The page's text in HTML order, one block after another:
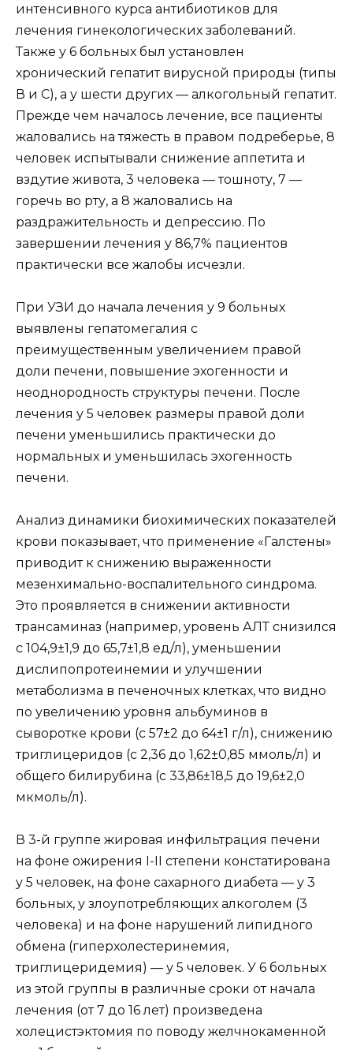
интенсивного курса антибиотиков для
лечения гинекологических заболеваний.
Также у 6 больных был установлен
хронический гепатит вирусной природы (типы
В и С), а у шести других — алкогольный гепатит.
Прежде чем началось лечение, все пациенты
жаловались на тяжесть в правом подреберье, 8
человек испытывали снижение аппетита и
вздутие живота, 3 человека — тошноту, 7 —
горечь во рту, а 8 жаловались на
раздражительность и депрессию. По
завершении лечения у 86,7% пациентов
практически все жалобы исчезли.
При УЗИ до начала лечения у 9 больных
выявлены гепатомегалия с
преимущественным увеличением правой
доли печени, повышение эхогенности и
неоднородность структуры печени. После
лечения у 5 человек размеры правой доли
печени уменьшились практически до
нормальных и уменьшилась эхогенность
печени.
Анализ динамики биохимических показателей
крови показывает, что применение «Галстены»
приводит к снижению выраженности
мезенхимально-воспалительного синдрома.
Это проявляется в снижении активности
трансаминаз (например, уровень АЛТ снизился
с 104,9±1,9 до 65,7±1,8 ед/л), уменьшении
дислипопротеинемии и улучшении
метаболизма в печеночных клетках, что видно
по увеличению уровня альбуминов в
сыворотке крови (с 57±2 до 64±1 г/л), снижению
триглицеридов (с 2,36 до 1,62±0,85 ммоль/л) и
общего билирубина (с 33,86±18,5 до 19,6±2,0
мкмоль/л).
В 3-й группе жировая инфильтрация печени
на фоне ожирения I-II степени констатирована
у 5 человек, на фоне сахарного диабета — у 3
больных, у злоупотребляющих алкоголем (3
человека) и на фоне нарушений липидного
обмена (гиперхолестеринемия,
триглицеридемия) — у 5 человек. У 6 больных
из этой группы в различные сроки от начала
лечения (от 7 до 16 лет) произведена
холецистэктомия по поводу желчнокаменной